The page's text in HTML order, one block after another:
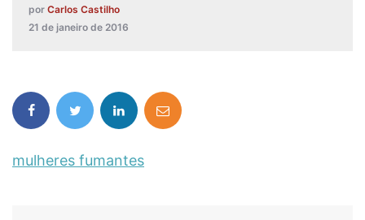
por Carlos Castilho
21 de janeiro de 2016
mulheres fumantes